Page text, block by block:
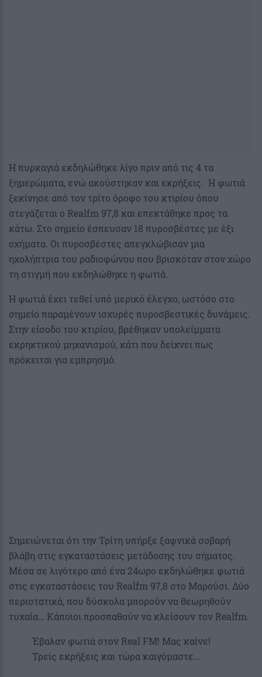
Η πυρκαγιά εκδηλώθηκε λίγο πριν από τις 4 τα
ξημερώματα, ενώ ακούστηκαν και εκρήξεις. Η φωτιά
ξεκίνησε από τον τρίτο όροφο του κτιρίου όπου
στεγάζεται ο Realfm 97,8 και επεκτάθηκε προς τα
κάτω. Στο σημείο έσπευσαν 18 πυροσβέστες με έξι
οχήματα. Οι πυροσβέστες απεγκλώβισαν μια
ηχολήπτρια του ραδιοφώνου που βρισκόταν στον χώρο
τη στιγμή που εκδηλώθηκε η φωτιά.
Η φωτιά έχει τεθεί υπό μερικό έλεγχο, ωστόσο στο
σημείο παραμένουν ισχυρές πυροσβεστικές δυνάμεις.
Στην είσοδο του κτιρίου, βρέθηκαν υπολείμματα
εκρηκτικού μηχανισμού, κάτι που δείχνει πως
πρόκειται για εμπρησμό.
Σημειώνεται ότι την Τρίτη υπήρξε ξαφνικά σοβαρή
βλάβη στις εγκαταστάσεις μετάδοσης του σήματος.
Μέσα σε λιγότερο από ένα 24ωρο εκδηλώθηκε φωτιά
στις εγκαταστάσεις του Realfm 97,8 στο Μαρούσι. Δύο
περιστατικά, που δύσκολα μπορούν να θεωρηθούν
τυχαία… Κάποιοι προσπαθούν να κλείσουν τον Realfm.
Έβαλαν φωτιά στον Real FM! Μας καίνε!
Τρείς εκρήξεις και τώρα καιγόμαστε…